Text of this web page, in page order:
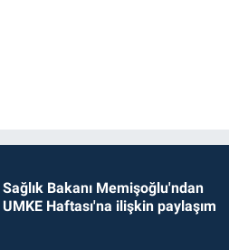
Sağlık Bakanı Memişoğlu'ndan
UMKE Haftası'na ilişkin paylaşım